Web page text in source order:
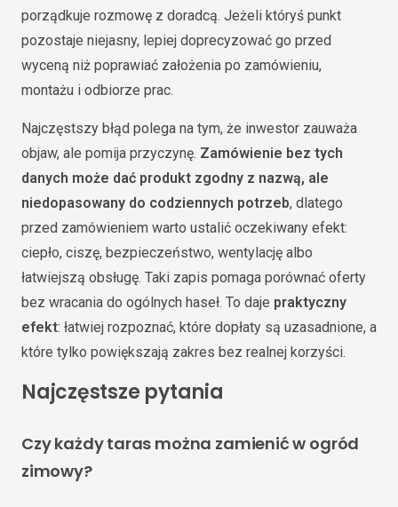
porządkuje rozmowę z doradcą. Jeżeli któryś punkt
pozostaje niejasny, lepiej doprecyzować go przed
wyceną niż poprawiać założenia po zamówieniu,
montażu i odbiorze prac.
Najczęstszy błąd polega na tym, że inwestor zauważa
objaw, ale pomija przyczynę. Zamówienie bez tych
danych może dać produkt zgodny z nazwą, ale
niedopasowany do codziennych potrzeb, dlatego
przed zamówieniem warto ustalić oczekiwany efekt:
ciepło, ciszę, bezpieczeństwo, wentylację albo
łatwiejszą obsługę. Taki zapis pomaga porównać oferty
bez wracania do ogólnych haseł. To daje praktyczny
efekt: łatwiej rozpoznać, które dopłaty są uzasadnione, a
które tylko powiększają zakres bez realnej korzyści.
Najczęstsze pytania
Czy każdy taras można zamienić w ogród
zimowy?